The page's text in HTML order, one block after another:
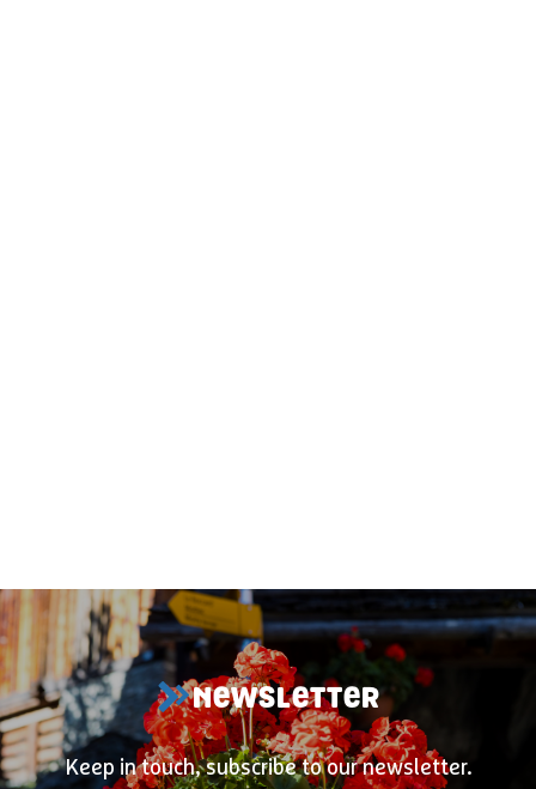
NEWSLETTER
Keep in touch, subscribe to our newsletter.